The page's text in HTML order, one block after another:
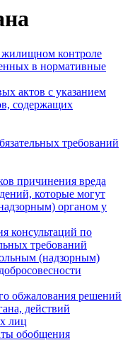
контроле
в нормативные
актов с указанием
содержащих
требований
причинения вреда
которые могут
органом у
консультаций по
требований
(надзорным)
обжалования решений
действий
лиц
обобщения